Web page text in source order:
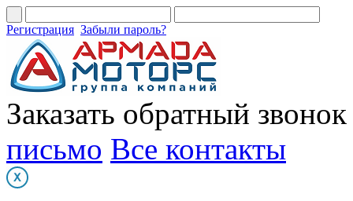
Регистрация Забыли пароль?
Заказать обратный звонок
письмо Все контакты